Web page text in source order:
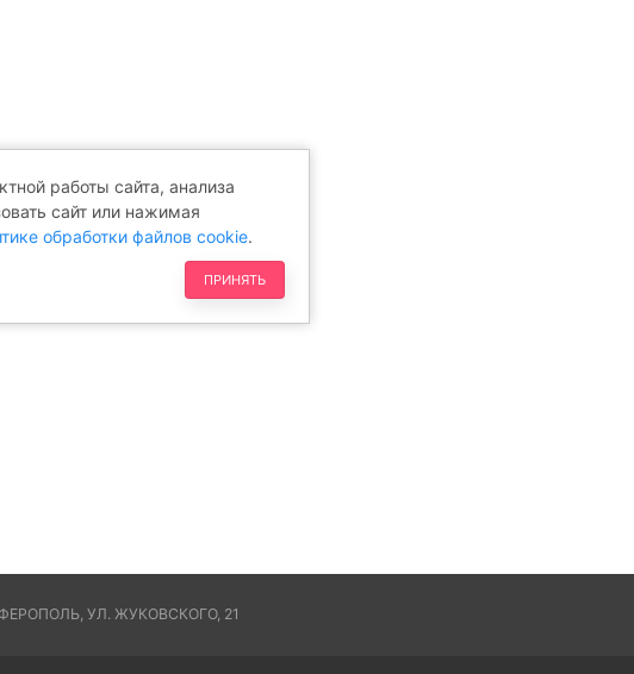
УЛ. ЖУКОВСКОГО, 21
работы сайта, анализа
сайт или нажимая
обработки файлов cookie.
ПРИНЯТЬ